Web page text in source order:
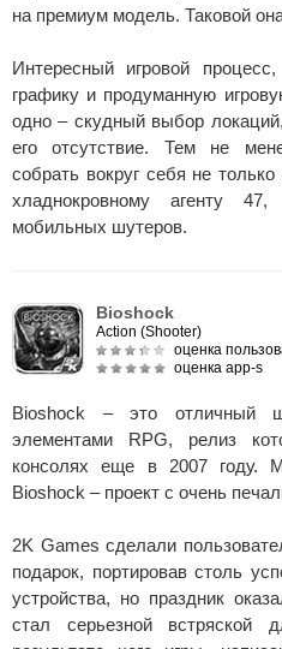
на премиум модель. Таковой
Интересный игровой
графику и продуманную
одно – скудный выбор
его отсутствие. Тем не
собрать вокруг себя не
хладнокровному агенту
мобильных шутеров.
Bioshock
Action (Shooter)
оценка
оценка app-s
Bioshock – это отличный
элементами RPG, релиз
консолях еще в 2007 году.
Bioshock – проект с очень
2K Games сделали
подарок, портировав столь
устройства, но праздник
стал серьезной встряской